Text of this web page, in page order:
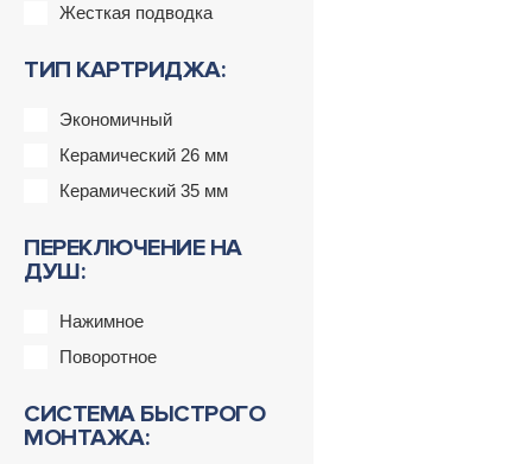
Жесткая подводка
ТИП КАРТРИДЖА:
Экономичный
Керамический 26 мм
Керамический 35 мм
ПЕРЕКЛЮЧЕНИЕ НА
ДУШ:
Нажимное
Поворотное
СИСТЕМА БЫСТРОГО
МОНТАЖА: